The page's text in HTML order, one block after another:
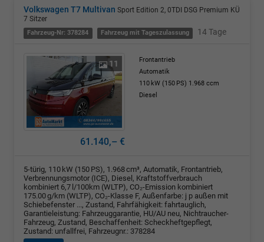
Volkswagen T7 Multivan Sport Edition 2, 0TDI DSG Premium KÜ
7 Sitzer
Fahrzeug-Nr: 378284 Fahrzeug mit Tageszulassung 14 Tage
11
Frontantrieb
Automatik
110 kW (150 PS) 1.968 ccm
Diesel
61.140,– €
5-türig, 110 kW (150 PS), 1.968 cm³, Automatik, Frontantrieb,
Verbrennungsmotor (ICE), Diesel, Kraftstoffverbrauch
kombiniert 6,7 l/100km (WLTP), CO₂-Emission kombiniert
175.00 g/km (WLTP), CO₂-Klasse F, Außenfarbe: j p außen mit
Schiebefenster ..., Zustand, Fahrfähigkeit: fahrtauglich,
Garantieleistung: Fahrzeuggarantie, HU/AU neu, Nichtraucher-
Fahrzeug, Zustand, Beschaffenheit: Scheckheftgepflegt,
Zustand: unfallfrei, Fahrzeugnr.: 378284